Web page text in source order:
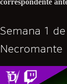
correspondente
Semana 1
Necromante